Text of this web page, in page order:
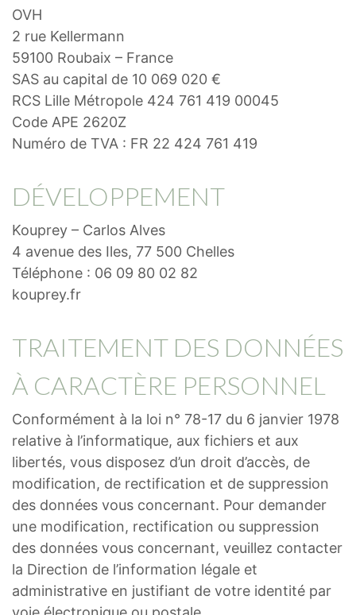
OVH
2 rue Kellermann
59100 Roubaix – France
SAS au capital de 10 069 020 €
RCS Lille Métropole 424 761 419 00045
Code APE 2620Z
Numéro de TVA : FR 22 424 761 419
DÉVELOPPEMENT
Kouprey – Carlos Alves
4 avenue des Iles, 77 500 Chelles
Téléphone : 06 09 80 02 82
kouprey.fr
TRAITEMENT DES DONNÉES
À CARACTÈRE PERSONNEL
Conformément à la loi n° 78-17 du 6 janvier 1978
relative à l’informatique, aux fichiers et aux
libertés, vous disposez d’un droit d’accès, de
modification, de rectification et de suppression
des données vous concernant. Pour demander
une modification, rectification ou suppression
des données vous concernant, veuillez contacter
la Direction de l’information légale et
administrative en justifiant de votre identité par